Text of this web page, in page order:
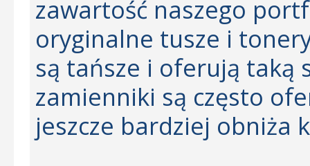
zawartość naszego
oryginalne tusze i
są tańsze i oferują taką
zamienniki są często
jeszcze bardziej obniża